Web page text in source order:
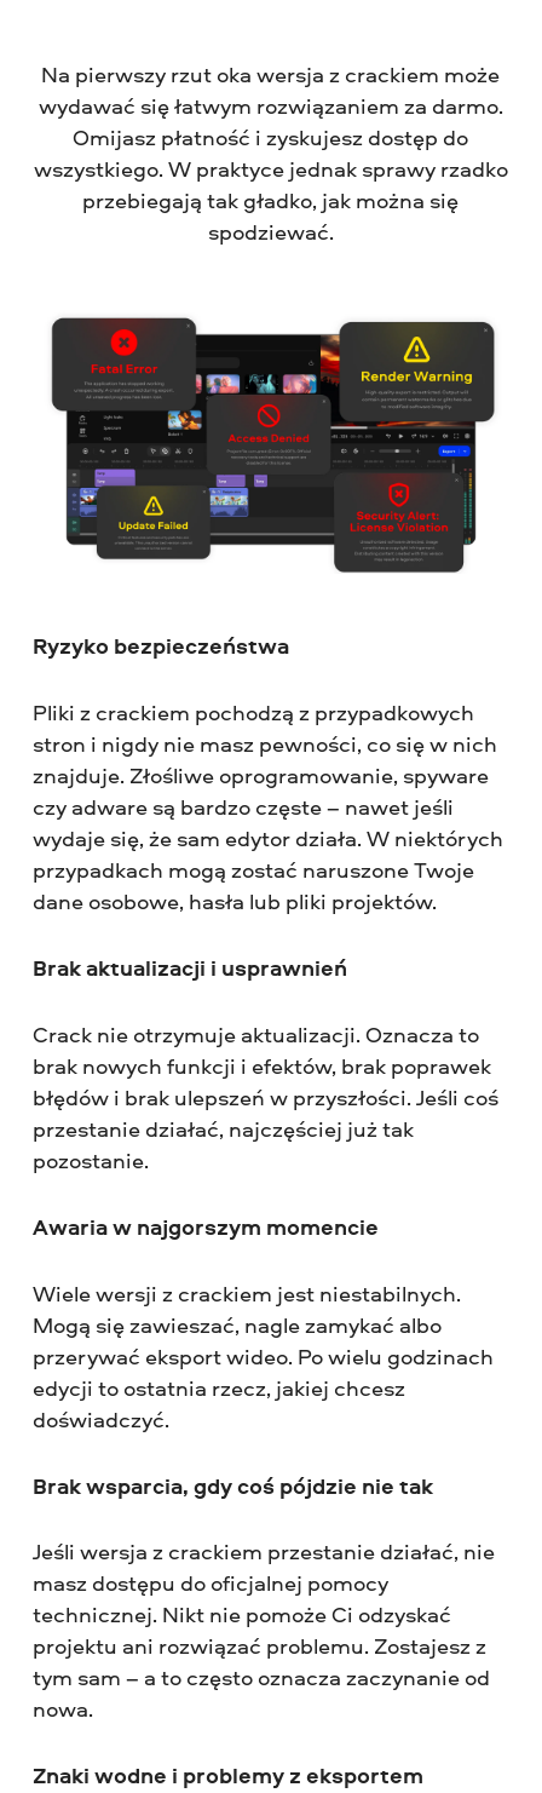
Na pierwszy rzut oka wersja z crackiem może
wydawać się łatwym rozwiązaniem za darmo.
Omijasz płatność i zyskujesz dostęp do
wszystkiego. W praktyce jednak sprawy rzadko
przebiegają tak gładko, jak można się
spodziewać.
Ryzyko bezpieczeństwa
Pliki z crackiem pochodzą z przypadkowych
stron i nigdy nie masz pewności, co się w nich
znajduje. Złośliwe oprogramowanie, spyware
czy adware są bardzo częste – nawet jeśli
wydaje się, że sam edytor działa. W niektórych
przypadkach mogą zostać naruszone Twoje
dane osobowe, hasła lub pliki projektów.
Brak aktualizacji i usprawnień
Crack nie otrzymuje aktualizacji. Oznacza to
brak nowych funkcji i efektów, brak poprawek
błędów i brak ulepszeń w przyszłości. Jeśli coś
przestanie działać, najczęściej już tak
pozostanie.
Awaria w najgorszym momencie
Wiele wersji z crackiem jest niestabilnych.
Mogą się zawieszać, nagle zamykać albo
przerywać eksport wideo. Po wielu godzinach
edycji to ostatnia rzecz, jakiej chcesz
doświadczyć.
Brak wsparcia, gdy coś pójdzie nie tak
Jeśli wersja z crackiem przestanie działać, nie
masz dostępu do oficjalnej pomocy
technicznej. Nikt nie pomoże Ci odzyskać
projektu ani rozwiązać problemu. Zostajesz z
tym sam – a to często oznacza zaczynanie od
nowa.
Znaki wodne i problemy z eksportem